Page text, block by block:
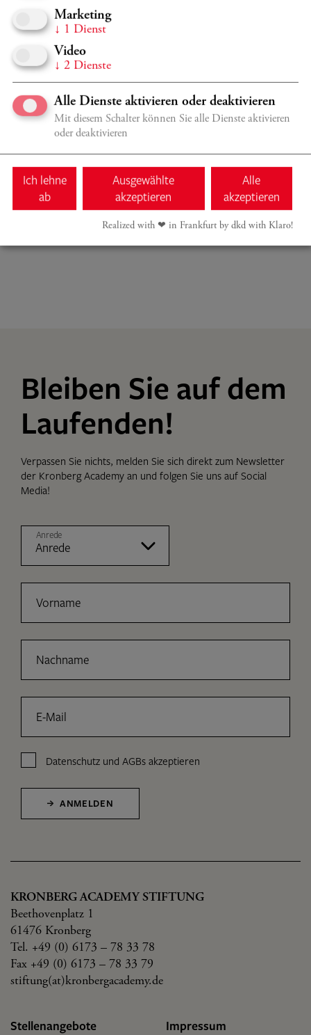
Sonate C-Dur op. 119
Das Konzert wird Emanuel Feuermann, Jacqueline du Pré
und Mstislav Rostropovich gewidmet.
Änderungen vorbehalten
ALLE VERANSTALTUNGEN
Bleiben Sie auf dem
Laufenden!
Verpassen Sie nichts, melden Sie sich direkt zum Newsletter
der Kronberg Academy an und folgen Sie uns auf Social
Media!
Anrede
Vorname
Nachname
E-Mail
Datenschutz undAGBs akzeptieren
ANMELDEN
KRONBERG ACADEMY STIFTUNG
Beethovenplatz 1
61476 Kronberg
Tel. +49 (0) 6173 – 78 33 78
Fax +49 (0) 6173 – 78 33 79
stiftung(at)kronbergacademy.de
Stellenangebote Impressum
Marketing
↓ 1 Dienst
Video
↓ 2 Dienste
Alle Dienste aktivieren oder deaktivieren
Mit diesem Schalter können Sie alle Dienste aktivieren
oder deaktivieren
Ich lehne
ab
Ausgewählte
akzeptieren
Alle
akzeptieren
Realized with ❤︎ in Frankfurt by dkd with Klaro!